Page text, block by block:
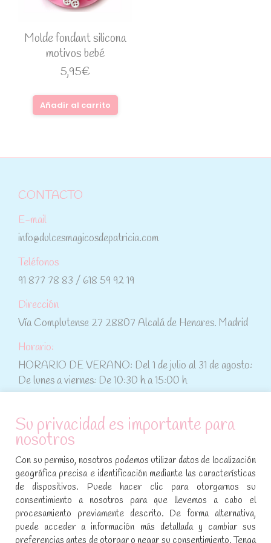
Molde fondant silicona
motivos bebé
5,95€
Añadir al carrito
CONTACTO
E-mail
info@dulcesmagicosdepatricia.com
Teléfonos
91 877 78 83 / 618 59 92 19
Dirección
Vía Complutense 27 28807 Alcalá de Henares. Madrid
Horario:
HORARIO DE VERANO: Del 1 de julio al 31 de agosto:
De lunes a viernes: De 10:30 h a 15:00 h
ATENCIÓN AL CLIENTE
Condiciones de compra
Aviso legal y política de privacidad
Política de cookies
SÍGUENOS EN REDES SOCIALES
Su privacidad es importante para
nosotros
Con su permiso, nosotros podemos utilizar datos de localización
geográfica precisa e identificación mediante las características
de dispositivos. Puede hacer clic para otorgarnos su
consentimiento a nosotros para que llevemos a cabo el
procesamiento previamente descrito. De forma alternativa,
puede acceder a información más detallada y cambiar sus
preferencias antes de otorgar o negar su consentimiento. Tenga